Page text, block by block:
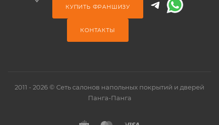
КУПИТЬ ФРАНШИЗУ
КОНТАКТЫ
2011 - 2026 © Сеть салонов напольных покрытий и дверей
Панга-Панга